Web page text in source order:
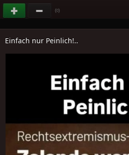
(0)
Einfach nur Peinlich!..